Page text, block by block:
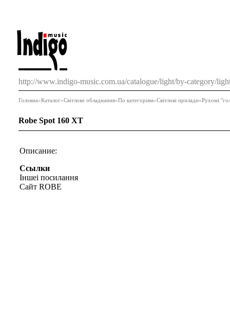
http://www.indigo-music.com.ua/catalogue/light/by-category/
Головна»Каталог»Світлове обладнання»По категоріям»Світлові прилади»Рухомі
Robe Spot 160 XT
Описание:
Ссылки
Іншеі посилання
Сайт ROBE